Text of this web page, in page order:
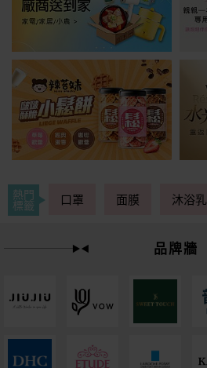
熱門
標籤
口罩 面膜 沐浴乳
品牌牆